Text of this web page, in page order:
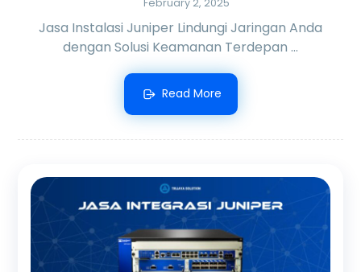
Jasa Instalasi Juniper Lindungi Jaringan Anda
dengan Solusi Keamanan Terdepan ...
Read More